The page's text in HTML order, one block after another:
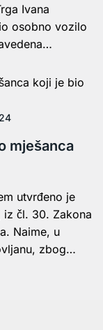
Ivana
osobno vozilo
mješanca
utvrđeno je
čl. 30. Zakona
Naime, u
zbog…